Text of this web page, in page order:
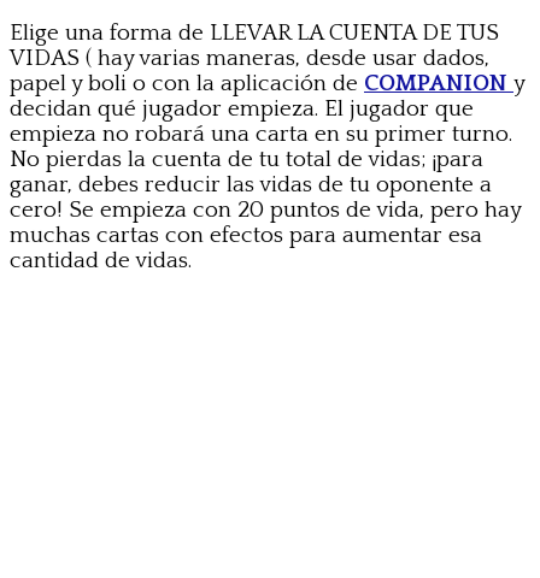
Elige una forma de LLEVAR LA CUENTA DE TUS
VIDAS ( hay varias maneras, desde usar dados,
papel y boli o con la aplicación de COMPANION y
decidan qué jugador empieza. El jugador que
empieza no robará una carta en su primer turno.
No pierdas la cuenta de tu total de vidas; ¡para
ganar, debes reducir las vidas de tu oponente a
cero! Se empieza con 20 puntos de vida, pero hay
muchas cartas con efectos para aumentar esa
cantidad de vidas.